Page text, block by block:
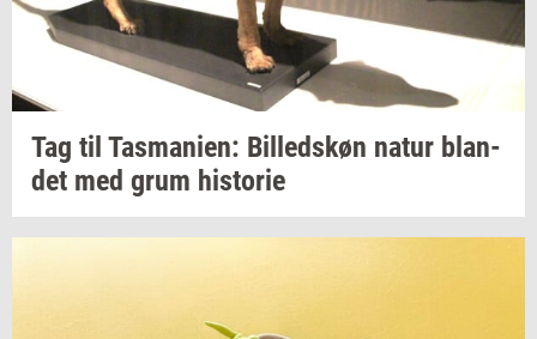
Tag til Tas­ma­ni­en: Bil­leds­køn natur blan­
det med grum hi­sto­rie